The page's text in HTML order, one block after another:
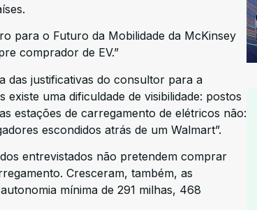
para o Futuro da Mobilidade da McKinsey
comprador de EV.”
das justificativas do consultor para a
uma dificuldade de visibilidade: postos
estações de carregamento de elétricos não:
escondidos atrás de um Walmart”.
entrevistados não pretendem comprar
Cresceram, também, as
mínima de 291 milhas, 468